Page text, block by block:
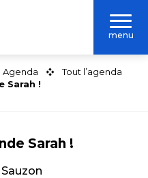
menu
Agenda
Tout l’agenda
Sarah !
Sarah !